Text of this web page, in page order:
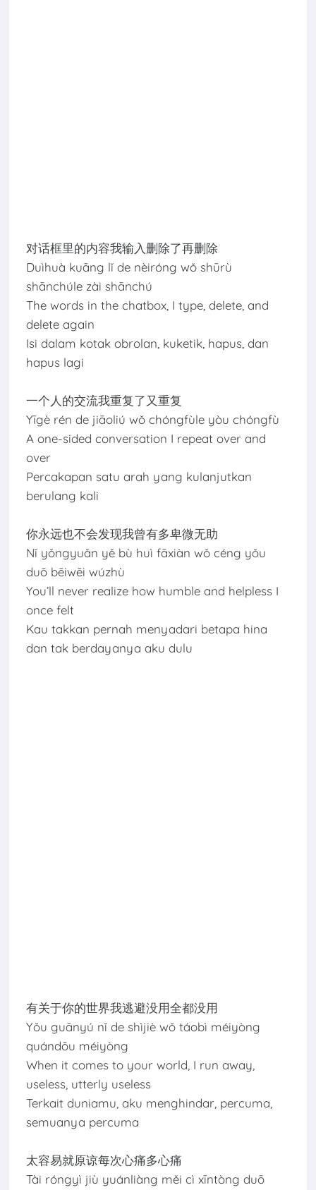
对话框里的内容我输入删除了再删除
Duìhuà kuāng lǐ de nèiróng wǒ shūrù
shānchúle zài shānchú
The words in the chatbox, I type, delete, and
delete again
Isi dalam kotak obrolan, kuketik, hapus, dan
hapus lagi
一个人的交流我重复了又重复
Yīgè rén de jiāoliú wǒ chóngfùle yòu chóngfù
A one-sided conversation I repeat over and
over
Percakapan satu arah yang kulanjutkan
berulang kali
你永远也不会发现我曾有多卑微无助
Nǐ yǒngyuǎn yě bù huì fāxiàn wǒ céng yǒu
duō bēiwēi wúzhù
You’ll never realize how humble and helpless I
once felt
Kau takkan pernah menyadari betapa hina
dan tak berdayanya aku dulu
有关于你的世界我逃避没用全都没用
Yǒu guānyú nǐ de shìjiè wǒ táobì méiyòng
quándōu méiyòng
When it comes to your world, I run away,
useless, utterly useless
Terkait duniamu, aku menghindar, percuma,
semuanya percuma
太容易就原谅每次心痛多心痛
Tài róngyì jiù yuánliàng měi cì xīntòng duō